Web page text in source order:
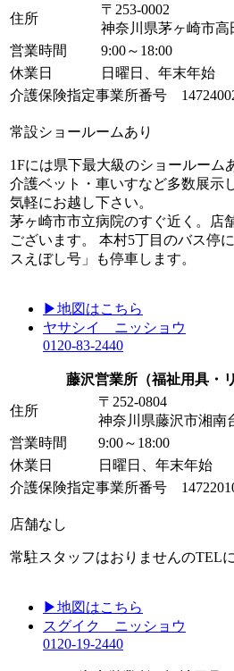
住所
〒253-0002
神奈川県茅ヶ崎市高
営業時間
9:00～18:00
休業日
日曜日、年末年始
介護保険指定事業所番号
常設ショールームあり
1Fには県下最大級のショールーム
介護ベット・車いすなど多数展示
気軽にお越し下さい。
茅ヶ崎市市立病院のすぐ近く。店
ございます。 本村5丁目のバス停
スえぼし号」も停車します。
▶地図はこちら
ヤサシイ ニッショウ
0120-83-2440
藤沢営業所 （福祉用具・
住所
〒252-0804
神奈川県藤沢市湘南
営業時間
9:00～18:00
休業日
日曜日、年末年始
介護保険指定事業所番号
店舗なし
常駐スタッフはおりませんのTEL
▶地図はこちら
スグイク ニッショウ
0120-19-2440